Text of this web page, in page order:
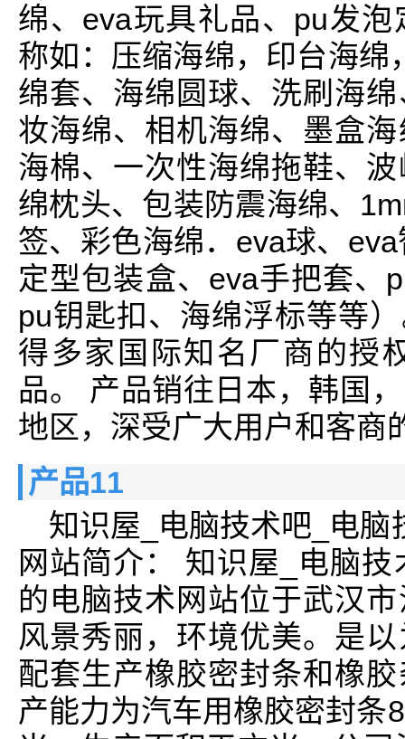
绵、eva玩具礼品、pu发
称如：压缩海绵，印台海绵
绵套、海绵圆球、洗刷海
妆海绵、相机海绵、墨盒
海棉、一次性海绵拖鞋、
绵枕头、包装防震海绵、
签、彩色海绵．eva球、
定型包装盒、eva手把套、
pu钥匙扣、海绵浮标等等
得多家国际知名厂商的授
品。 产品销往日本，韩国
地区，深受广大用户和客商
产品11
知识屋_电脑技术吧_电
网站简介： 知识屋_电脑
的电脑技术网站位于武汉
风景秀丽，环境优美。是
配套生产橡胶密封条和橡
产能力为汽车用橡胶密封条